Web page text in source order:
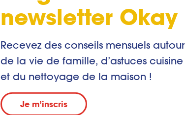
newsletter Okay
Recevez des conseils mensuels autour
de la vie de famille, d’astuces cuisine
et du nettoyage de la maison !
Je m’inscris